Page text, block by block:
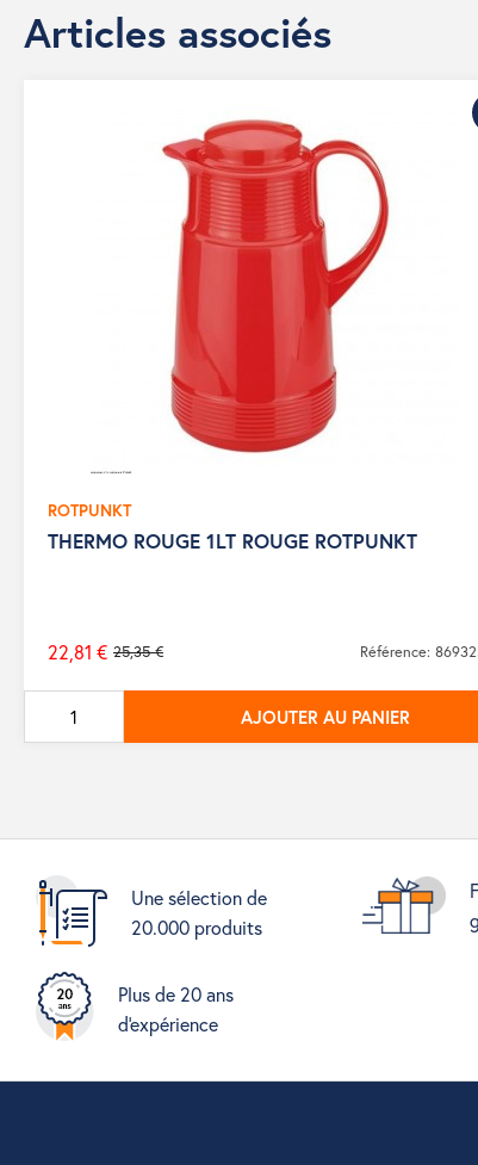
Articles associés
ROTPUNKT
THERMO ROUGE 1LT ROUGE ROTPUNKT
Prix
de
base
25,35 €
22,81 € Référence:
AJOUTER AU PANIER
Une sélection de
20.000 produits
Plus de 20 ans
d'expérience